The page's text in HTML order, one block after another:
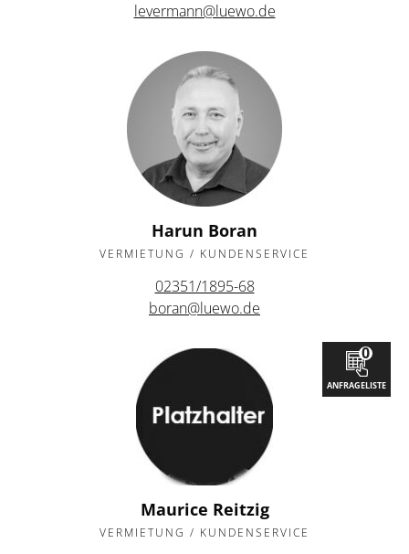
levermann@luewo.de
Harun Boran
VERMIETUNG / KUNDENSERVICE
02351/1895-68
boran@luewo.de
Maurice Reitzig
VERMIETUNG / KUNDENSERVICE
0
ANFRAGELISTE